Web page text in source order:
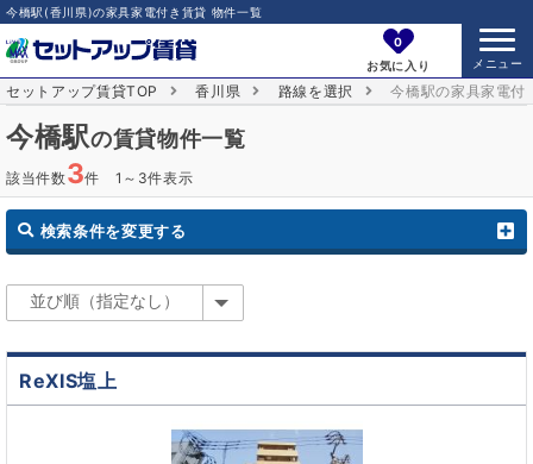
今橋駅(香川県)の家具家電付き賃貸 物件一覧
0
お気に入り
セットアップ賃貸TOP 香川県 路線を選択 今橋駅の家具家電付
今橋駅の賃貸物件一覧
該当件数3件 1～3件表示
検索条件を変更する
ReXIS塩上